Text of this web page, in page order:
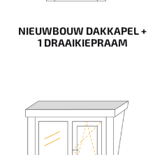
NIEUWBOUW DAKKAPEL +
1 DRAAIKIEPRAAM